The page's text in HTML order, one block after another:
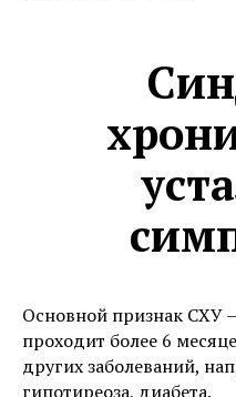
Основной признак СХУ
проходит более 6
других заболеваний,
гипотиреоза, диабета.